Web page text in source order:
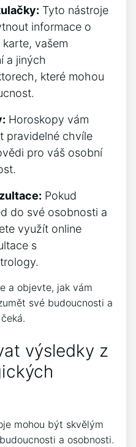
Tyto nástroje
informace o
vašem
a jiných
které mohou
Horoskopy vám
pravidelné chvíle
pro váš osobní
Pokud
do své osobnosti a
využít online
s
a objevte, jak vám
své budoucnosti a
výsledky z
mohou být skvělým
a osobnosti.